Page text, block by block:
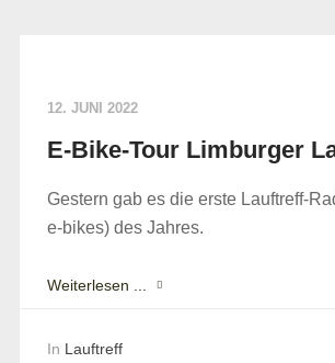
12. JUNI 2022
E-Bike-Tour Limburger
Gestern gab es die erste Lauftreff-
e-bikes) des Jahres.
Weiterlesen ...
In Lauftreff